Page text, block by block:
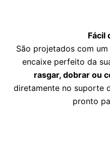
Fácil
São projetados com
encaixe perfeito da
rasgar, dobrar ou
diretamente no suporte
pronto